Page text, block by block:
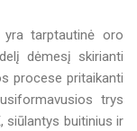
tarptautinė oro
dėmesį skirianti
procese pritaikanti
trys
siūlantys buitinius ir